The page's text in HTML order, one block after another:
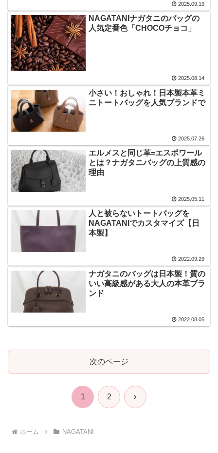
2025.09.19
NAGATANIナガタニのバッグの
人気定番色「CHOCOチョコ」
2025.08.14
小さい！おしゃれ！日本製本革ミ
ニトートバッグを人気ブランドで
2025.07.26
エルメスと同じ革=エスポワール
とは？ナガタニバッグの上質感の
理由
2025.05.11
人と被らないトートバッグを
NAGATANIでカスタマイズ【日
本製】
2022.09.29
ナガタニのバッグは日本製！質の
いい高級感がある大人の本革ブラ
ンド
2022.08.05
次のページ
1 2 次
ホーム NAGATANI